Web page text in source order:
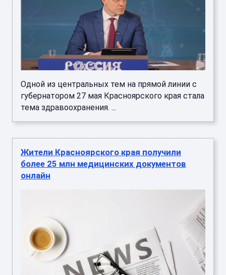
Одной из центральных тем на прямой линии с
губернатором 27 мая Красноярского края стала
тема здравоохранения. ...
Жители Красноярского края получили
более 25 млн медицинских документов
онлайн